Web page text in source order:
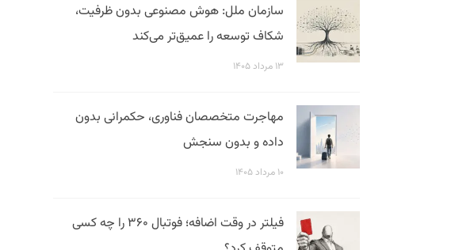
سازمان ملل: هوش مصنوعی بدون ظرفیت،
شکاف توسعه را عمیق‌تر می‌کند
۱۳ مرداد ۱۴۰۵
مهاجرت متخصصان فناوری، حکمرانی بدون
داده و بدون سنجش
۱۰ مرداد ۱۴۰۵
فیلتر در وقت اضافه؛ فوتبال ۳۶۰ را چه کسی